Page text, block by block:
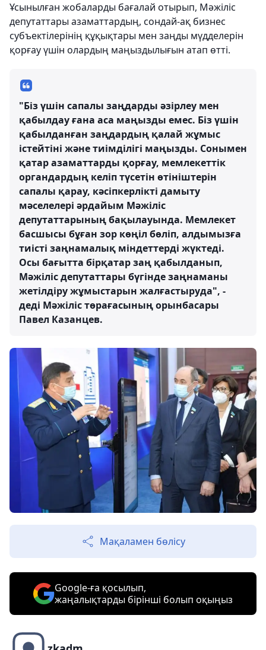
Ұсынылған жобаларды бағалай отырып, Мәжіліс
депутаттары азаматтардың, сондай-ақ бизнес
субъектілерінің құқықтары мен заңды мүдделерін
қорғау үшін олардың маңыздылығын атап өтті.
"Біз үшін сапалы заңдарды әзірлеу мен
қабылдау ғана аса маңызды емес. Біз үшін
қабылданған заңдардың қалай жұмыс
істейтіні және тиімділігі маңызды. Сонымен
қатар азаматтарды қорғау, мемлекеттік
органдардың келіп түсетін өтініштерін
сапалы қарау, кәсіпкерлікті дамыту
мәселелері әрдайым Мәжіліс
депутаттарының бақылауында. Мемлекет
басшысы бұған зор көңіл бөліп, алдымызға
тиісті заңнамалық міндеттерді жүктеді.
Осы бағытта бірқатар заң қабылданып,
Мәжіліс депутаттары бүгінде заңнаманы
жетілдіру жұмыстарын жалғастыруда", -
деді Мәжіліс төрағасының орынбасары
Павел Казанцев.
Мақаламен бөлісу
Google-ға қосылып,
жаңалықтарды бірінші болып оқыңыз